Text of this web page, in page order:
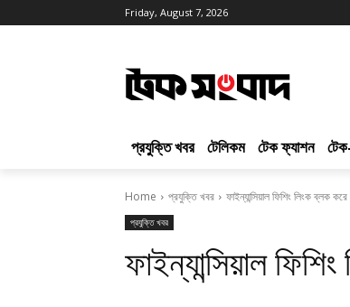
Friday, August 7, 2026
প্রযুক্তি খবর টেলিকম টেক ফ্যাশন
Home প্রযুক্তি খবর ফাইন্যান্সিয়াল ফিশিং লিংক ব্লক
প্রযুক্তি খবর
ফাইন্যান্সিয়াল